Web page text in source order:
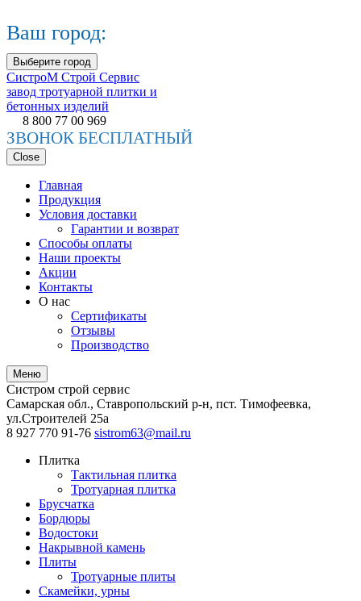
Ваш город:
Выберите город
СистроМ Строй Сервис
завод тротуарной плитки и
бетонных изделий
8 800 77 00 969
ЗВОНОК БЕСПЛАТНЫЙ
Close
Главная
Продукция
Условия доставки
Гарантии и возврат
Способы оплаты
Наши проекты
Акции
Контакты
О нас
Сертификаты
Отзывы
Производство
Меню
Систром строй сервис
Самарская обл., Ставропольский р-н, пст. Тимофеевка,
ул.Строителей 25а
8 927 770 91-76 sistrom63@mail.ru
Плитка
Тактильная плитка
Тротуарная плитка
Брусчатка
Бордюры
Водостоки
Накрывной камень
Плиты
Тротуарные плиты
Скамейки, урны